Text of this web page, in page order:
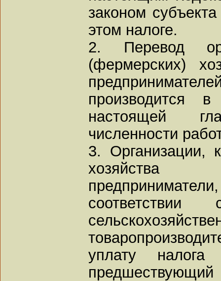
законом
этом налоге.
2. Перевод
(фермерских)
производится
настоящей
численности
3. Организации,
хозяйства
уплату